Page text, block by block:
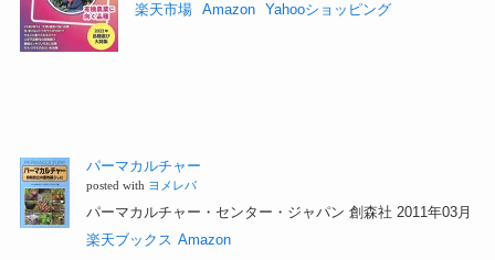
楽天市場 Amazon Yahooショッピング
パーマカルチャー
posted with ヨメレバ
パーマカルチャー・センター・ジャパン 創森社 2011年03月
楽天ブックス Amazon